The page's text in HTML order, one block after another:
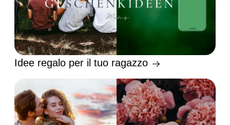
Idee regalo per il tuo ragazzo